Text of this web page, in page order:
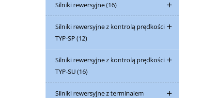
Silniki rewersyjne(16)
Silniki rewersyjne z kontrolą prędkości
TYP-SP (12)
Silniki rewersyjne z kontrolą prędkości
TYP-SU(16)
Silniki rewersyjne z terminalem